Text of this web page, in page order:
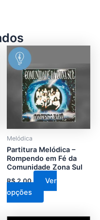
Melódica
Partitura Melódica –
Rompendo em Fé da
Comunidade Zona Sul
R$2,00
Ver
opções
tem
várias
variantes.
As
opções
escolhidas
na
página
do
produto